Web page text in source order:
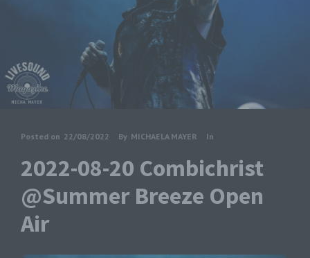
Posted on 22/08/2022 By MICHAELA MAYER In
2022-08-20 Combichrist
@Summer Breeze Open
Air